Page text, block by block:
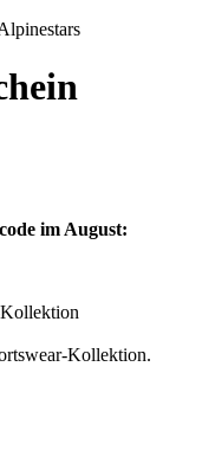
im August:
Kollektion.